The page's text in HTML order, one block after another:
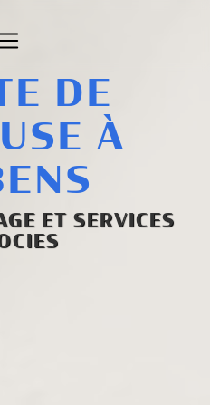
DE
À
ET SERVICES